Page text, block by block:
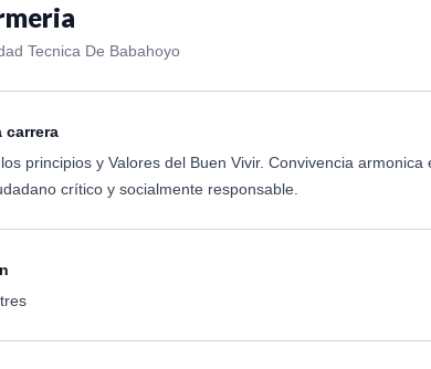
Tecnica De Babahoyo
carrera
principios y Valores del Buen Vivir. Convivencia
crítico y socialmente responsable.